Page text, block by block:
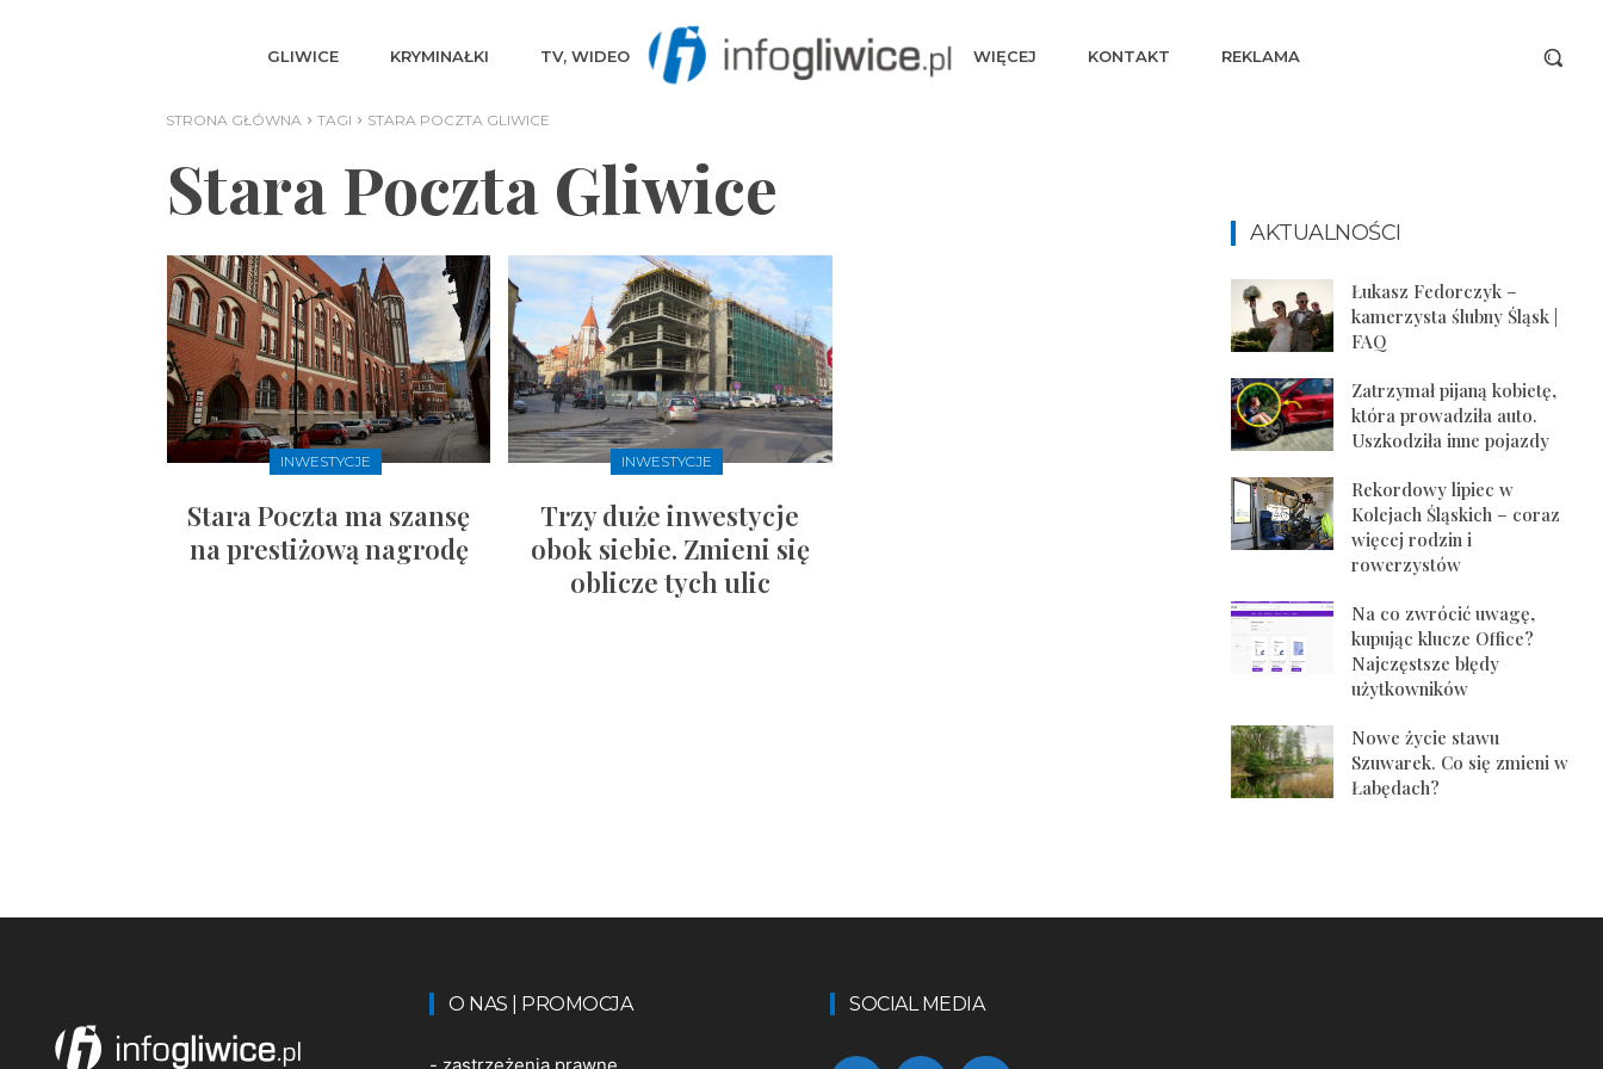
GLIWICE KRYMINAŁKI TV, WIDEO WIĘCEJ KONTAKT REKLAMA
STRONA GŁÓWNA TAGI STARA POCZTA GLIWICE
Stara Poczta Gliwice
INWESTYCJE
Stara Poczta ma szansę
na prestiżową nagrodę
INWESTYCJE
Trzy duże inwestycje
obok siebie. Zmieni się
oblicze tych ulic
AKTUALNOŚCI
Łukasz Fedorczyk –
kamerzysta ślubny Śląsk |
FAQ
Zatrzymał pijaną kobietę,
która prowadziła auto.
Uszkodziła inne pojazdy
Rekordowy lipiec w
Kolejach Śląskich – coraz
więcej rodzin i
rowerzystów
Na co zwrócić uwagę,
kupując klucze Office?
Najczęstsze błędy
użytkowników
Nowe życie stawu
Szuwarek. Co się zmieni w
Łabędach?
O NAS | PROMOCJA
- zastrzeżenia prawne
SOCIAL MEDIA